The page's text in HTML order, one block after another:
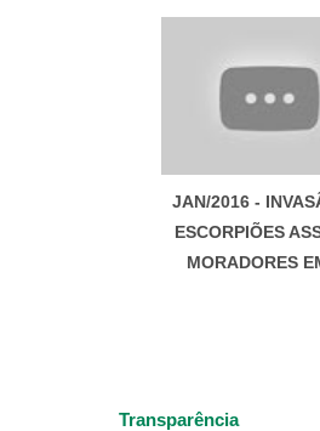
JAN/2016 -
ESCORPIÕES
MORADORES
Transparência